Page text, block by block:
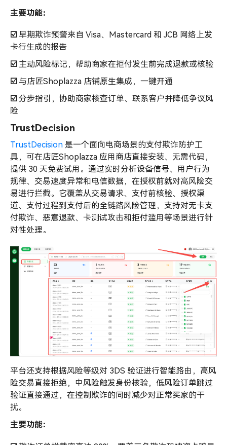
主要功能：
☑️早期欺诈预警来自 Visa、Mastercard 和 JCB 网络上发
卡行生成的报告
☑️ 主动风险标记，帮助商家在拒付发生前完成退款或核验
☑️ 与店匠Shoplazza 店铺原生集成，一键开通
☑️ 分步指引，协助商家核查订单、联系客户并降低争议风
险
TrustDecision
TrustDecision 是一个面向电商场景的支付欺诈防护工
具，可在店匠Shoplazza 应用商店直接安装、无需代码，
提供 30 天免费试用。通过实时分析设备信号、用户行为
规律、交易速度异常和电信数据，在授权前就对高风险交
易进行拦截。它覆盖从交易请求、支付前核验、授权渠
道、支付过程到支付后的全链路风险管理，支持对无卡支
付欺诈、恶意退款、卡测试攻击和拒付滥用等场景进行针
对性处理。
平台还支持根据风险等级对 3DS 验证进行智能路由，高风
险交易直接拒绝，中风险触发身份核验，低风险订单跳过
验证直接通过，在控制欺诈的同时减少对正常买家的干
扰。
主要功能：